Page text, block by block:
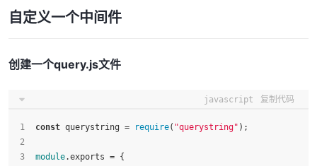
自定义一个中间件
创建一个query.js文件
javascript 复制代码
const querystring = require( "querystring" );
module.exports = {